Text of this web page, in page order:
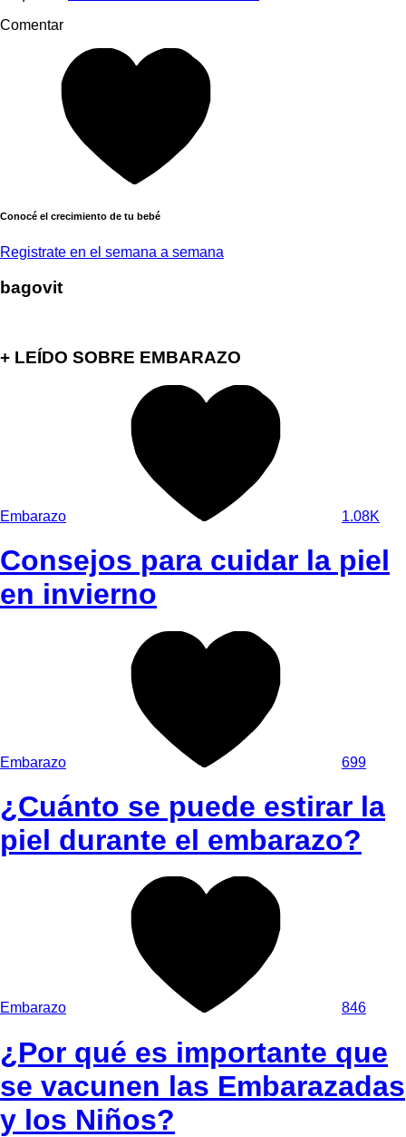
Comentar
Conocé el crecimiento de tu bebé
Registrate en el semana a semana
bagovit
+ LEÍDO SOBRE EMBARAZO
Embarazo 1.08K
Consejos para cuidar la piel
en invierno
Embarazo 699
¿Cuánto se puede estirar la
piel durante el embarazo?
Embarazo 846
¿Por qué es importante que
se vacunen las Embarazadas
y los Niños?